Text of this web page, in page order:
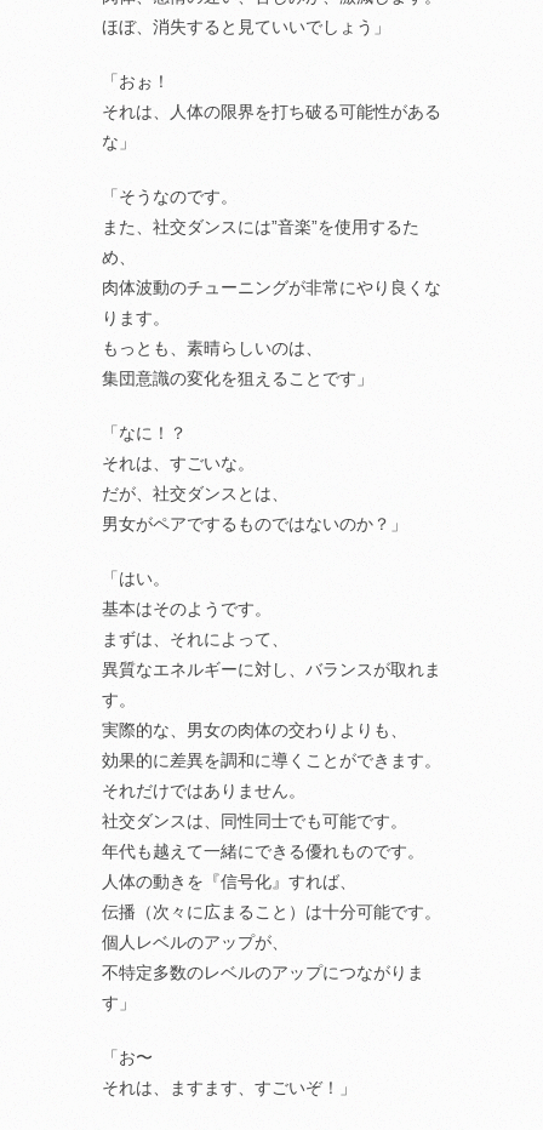
ほぼ、消失すると見ていいでしょう」
「おぉ！
それは、人体の限界を打ち破る可能性がある
な」
「そうなのです。
また、社交ダンスには”音楽”を使用するた
め、
肉体波動のチューニングが非常にやり良くな
ります。
もっとも、素晴らしいのは、
集団意識の変化を狙えることです」
「なに！？
それは、すごいな。
だが、社交ダンスとは、
男女がペアでするものではないのか？」
「はい。
基本はそのようです。
まずは、それによって、
異質なエネルギーに対し、バランスが取れま
す。
実際的な、男女の肉体の交わりよりも、
効果的に差異を調和に導くことができます。
それだけではありません。
社交ダンスは、同性同士でも可能です。
年代も越えて一緒にできる優れものです。
人体の動きを『信号化』すれば、
伝播（次々に広まること）は十分可能です。
個人レベルのアップが、
不特定多数のレベルのアップにつながりま
す」
「お〜
それは、ますます、すごいぞ！」